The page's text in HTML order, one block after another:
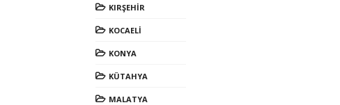
KIRŞEHİR
KOCAELİ
KONYA
KÜTAHYA
MALATYA